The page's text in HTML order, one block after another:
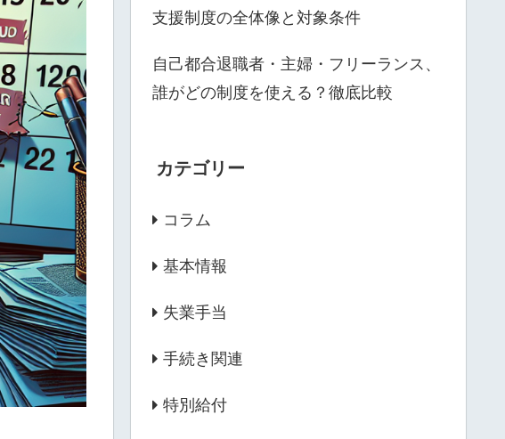
支援制度の全体像と対象条件
自己都合退職者・主婦・フリーランス、
誰がどの制度を使える？徹底比較
カテゴリー
コラム
基本情報
失業手当
手続き関連
特別給付